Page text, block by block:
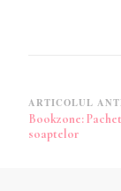
Navigare
în
ARTICOLUL
Bookzone:
soaptelor